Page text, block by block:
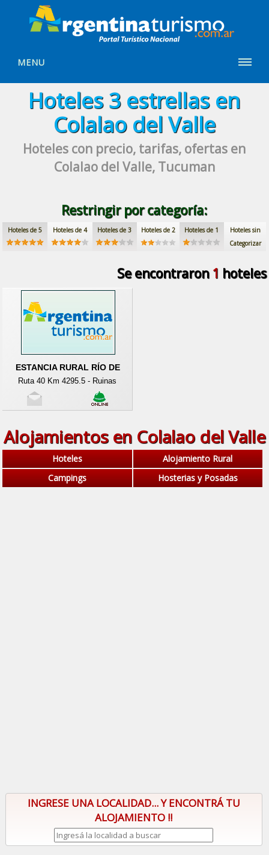
MENU
Hoteles3 estrellasen
Colalao del Valle
Hoteles con precio, tarifas, ofertas en
Colalao del Valle, Tucuman
Restringir por categoría:
Hoteles de 5 Hoteles de 4 Hoteles de 3 Hoteles de 2 Hoteles de 1
Hoteles sin
Categorizar
Se encontraron 1 hoteles
ESTANCIA RURAL RÍO DE
Ruta 40 Km 4295.5 - Ruinas
Alojamientos en Colalao del Valle
Hoteles
Alojamiento Rural
Campings
Hosterias y Posadas
INGRESE UNA LOCALIDAD... Y ENCONTRÁ TU
ALOJAMIENTO !!